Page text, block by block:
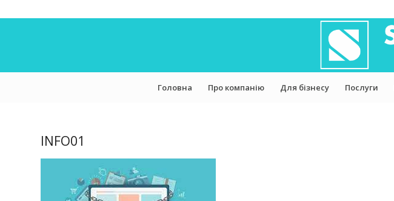
Головна Про компанію Для бізнесу Послуги
INFO01